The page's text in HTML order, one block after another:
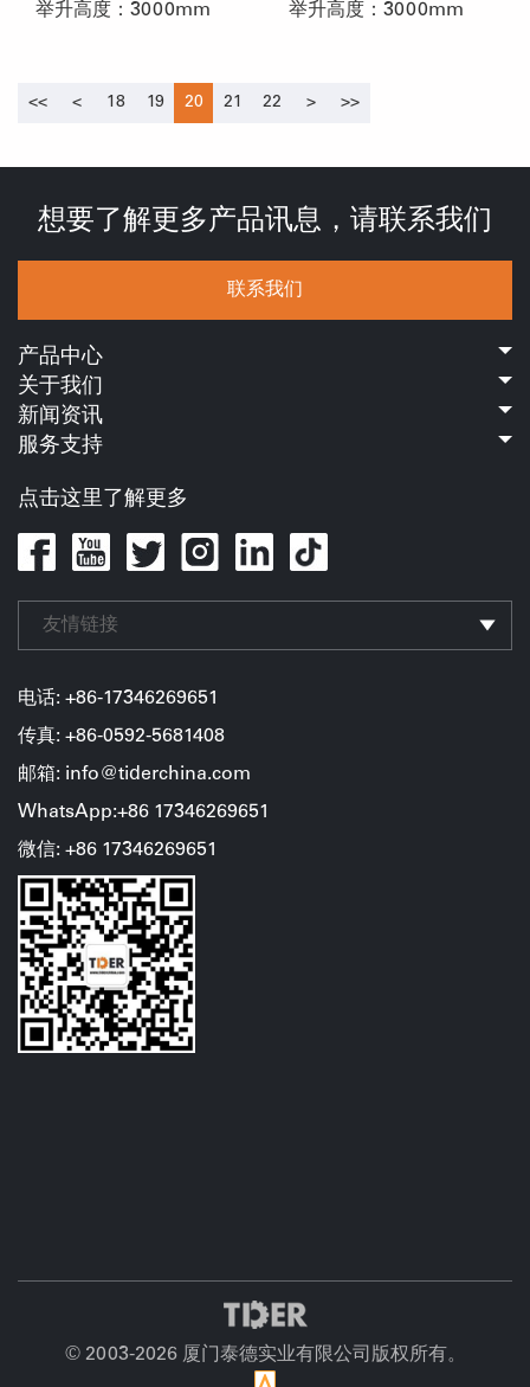
举升高度：3000mm
举升高度：3000mm
<< < 18 19 20 21 22 > >>
想要了解更多产品讯息，请联系我们
联系我们
产品中心
关于我们
新闻资讯
服务支持
点击这里了解更多
友情链接
电话: +86-17346269651
传真: +86-0592-5681408
邮箱: info@tiderchina.com
WhatsApp:+86 17346269651
微信: +86 17346269651
© 2003-2026 厦门泰德实业有限公司版权所有。